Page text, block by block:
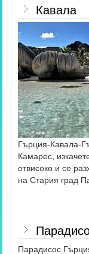
Кавала
Гърция-Кавала-
Камарес,
отвисоко и се
на Стария град
Парадисос